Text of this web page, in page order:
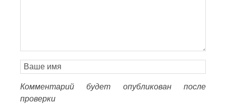
Комментарий будет опубликован после
проверки